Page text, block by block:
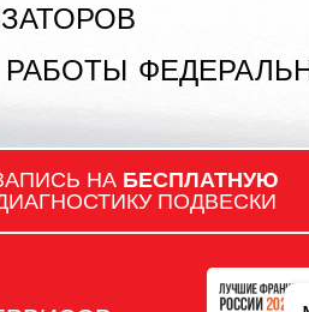
РАБОТЫ
НА БЕСПЛАТНУЮ
ПОДВЕСКИ